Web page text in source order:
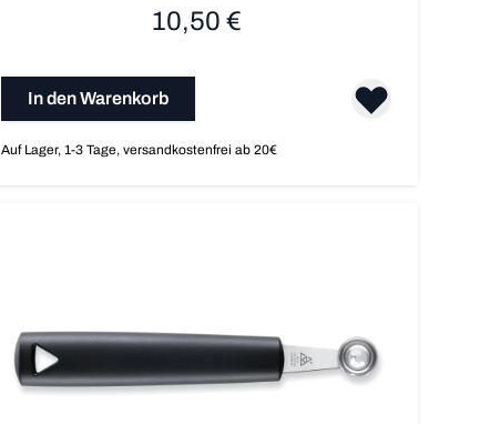
10,50 €
In den Warenkorb
Auf Lager, 1-3 Tage, versandkostenfrei ab 20€